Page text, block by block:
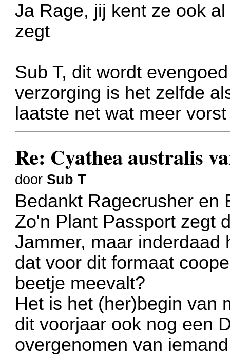
Ja Rage, jij kent ze ook
zegt
Sub T, dit wordt
verzorging is het zelfde
laatste net wat meer
Re: Cyathea australis
door Sub T
Bedankt Ragecrusher en
Zo'n Plant Passport zegt
Jammer, maar inderdaad
dat voor dit formaat
beetje meevalt?
Het is het (her)begin van
dit voorjaar ook nog een
overgenomen van